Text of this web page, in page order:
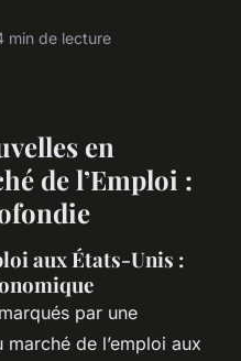
min de lecture
en
de l’Emploi :
aux États-Unis :
par une
de l’emploi aux